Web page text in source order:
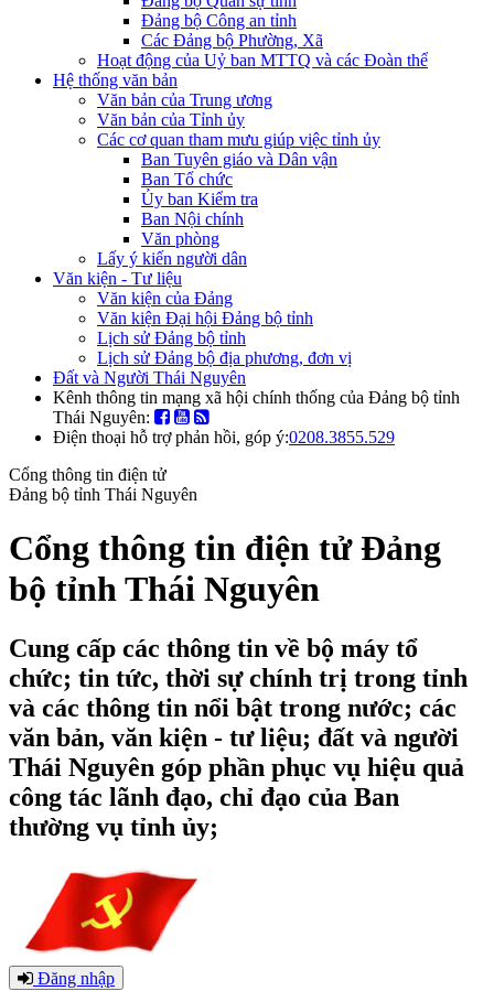
Đảng bộ Công an tỉnh
Các Đảng bộ Phường, Xã
Hoạt động của Uỷ ban MTTQ và các Đoàn thể
Hệ thống văn bản
Văn bản của Trung ương
Văn bản của Tỉnh ủy
Các cơ quan tham mưu giúp việc tỉnh ủy
Ban Tuyên giáo và Dân vận
Ban Tổ chức
Ủy ban Kiểm tra
Ban Nội chính
Văn phòng
Lấy ý kiến người dân
Văn kiện - Tư liệu
Văn kiện của Đảng
Văn kiện Đại hội Đảng bộ tỉnh
Lịch sử Đảng bộ tỉnh
Lịch sử Đảng bộ địa phương, đơn vị
Đất và Người Thái Nguyên
Kênh thông tin mạng xã hội chính thống của Đảng bộ tỉnh
Thái Nguyên:
Điện thoại hỗ trợ phản hồi, góp ý:0208.3855.529
Cổng thông tin điện tử
Đảng bộ tỉnh Thái Nguyên
Cổng thông tin điện tử Đảng
bộ tỉnh Thái Nguyên
Cung cấp các thông tin về bộ máy tổ
chức; tin tức, thời sự chính trị trong tỉnh
và các thông tin nổi bật trong nước; các
văn bản, văn kiện - tư liệu; đất và người
Thái Nguyên góp phần phục vụ hiệu quả
công tác lãnh đạo, chỉ đạo của Ban
thường vụ tỉnh ủy;
Đăng nhập